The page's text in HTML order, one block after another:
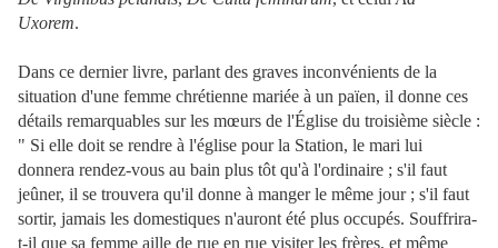
Uxorem.
Dans ce dernier livre, parlant des graves inconvénients de la
situation d'une femme chrétienne mariée à un païen, il donne ces
détails remarquables sur les mœurs de l'Église du troisième siècle :
" Si elle doit se rendre à l'église pour la Station, le mari lui
donnera rendez-vous au bain plus tôt qu'à l'ordinaire ; s'il faut
jeûner, il se trouvera qu'il donne à manger le même jour ; s'il faut
sortir, jamais les domestiques n'auront été plus occupés. Souffrira-
t-il que sa femme aille de rue en rue visiter les frères, et même